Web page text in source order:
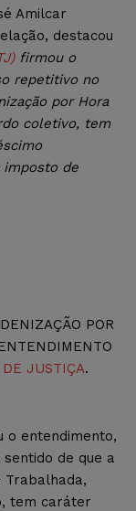
Amilcar
destacou
firmou o
repetitivo no
por Hora
coletivo, tem
imposto de
POR
JUSTIÇA.
o entendimento,
de que a
tem caráter